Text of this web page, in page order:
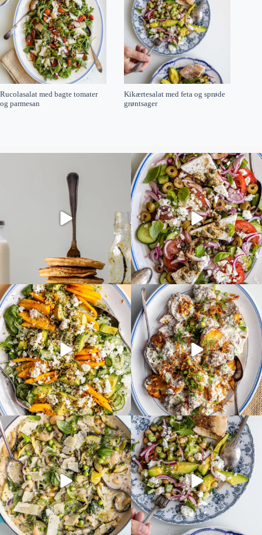
Rucolasalat med bagte tomater
og parmesan
Kikærtesalat med feta og sprøde
grøntsager